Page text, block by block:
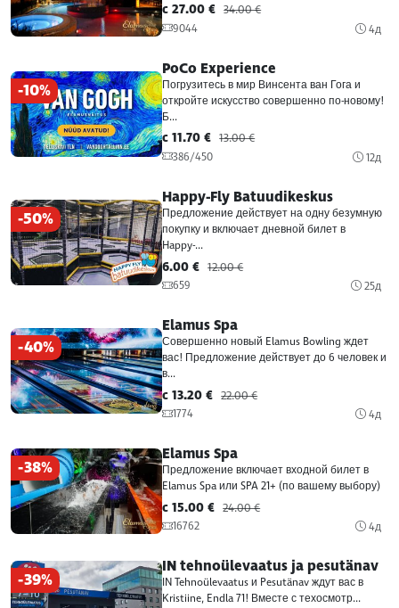
c 27.00 € 34.00 €
9044
4д
-10%
PoCo Experience
Погрузитесь в мир Винсента ван Гога и
откройте искусство совершенно по-новому!
Б...
c 11.70 € 13.00 €
386/450
12д
-50%
Happy-Fly Batuudikeskus
Предложение действует на одну безумную
покупку и включает дневной билет в
Happy-...
6.00 € 12.00 €
659
25д
-40%
Elamus Spa
Совершенно новый Elamus Bowling ждет
вас! Предложение действует до 6 человек и
в...
c 13.20 € 22.00 €
1774
4д
-38%
Elamus Spa
Предложение включает входной билет в
Elamus Spa или SPA 21+ (по вашему выбору)
c 15.00 € 24.00 €
16762
4д
-39%
IN tehnoülevaatus ja pesutänav
IN Tehnoülevaatus и Pesutänav ждут вас в
Kristiine, Endla 71! Вместе с техосмотр...